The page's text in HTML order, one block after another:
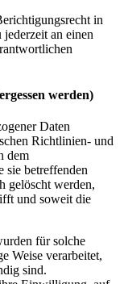
in
an einen
werden)
Daten
Richtlinien- und
dem
sie betreffenden
gelöscht werden,
und soweit die
für solche
Weise verarbeitet,
sind.